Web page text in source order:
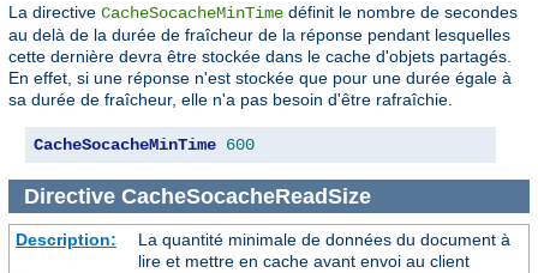
La directive CacheSocacheMinTime définit le nombre de secondes
au delà de la durée de fraîcheur de la réponse pendant lesquelles
cette dernière devra être stockée dans le cache d'objets partagés.
En effet, si une réponse n'est stockée que pour une durée égale à
sa durée de fraîcheur, elle n'a pas besoin d'être rafraîchie.
CacheSocacheMinTime 600
Directive CacheSocacheReadSize
Description:
La quantité minimale de données du document à
lire et mettre en cache avant envoi au client